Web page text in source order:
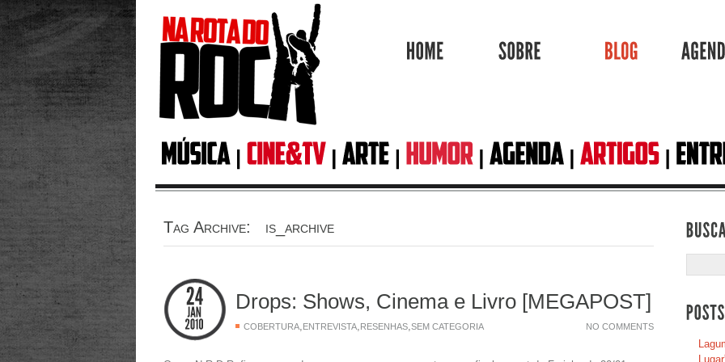
Tag Archive: is_archive
Drops: Shows, Cinema e Livro [MEGAPOST]
COBERTURA, ENTREVISTA, RESENHAS,SEM CATEGORIA NO COMMENTS